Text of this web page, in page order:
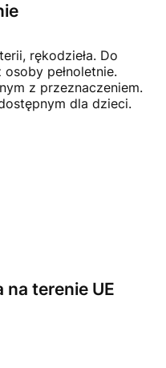
rękodzieła. Do
pełnoletnie.
z przeznaczeniem.
dla dzieci.
terenie UE